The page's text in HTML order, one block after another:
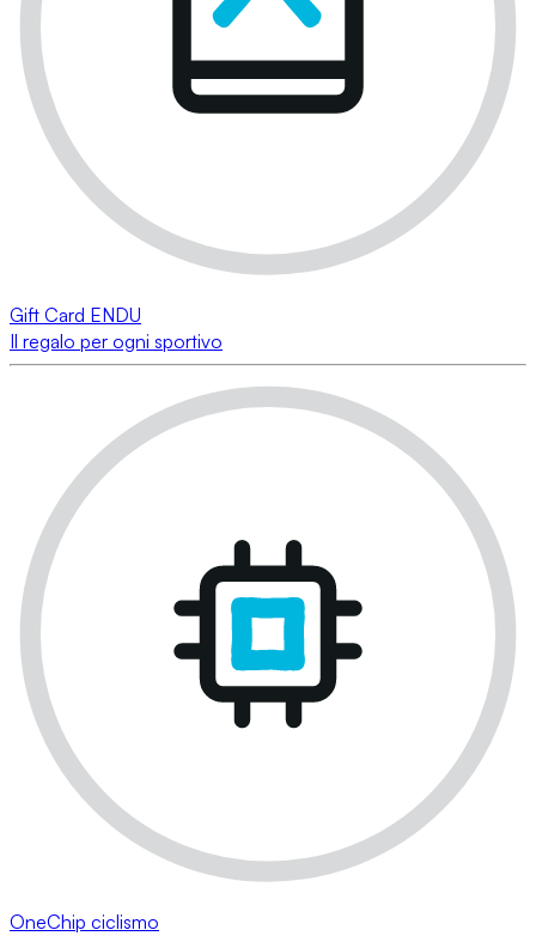
Gift Card ENDU
Il regalo per ogni sportivo
OneChip ciclismo